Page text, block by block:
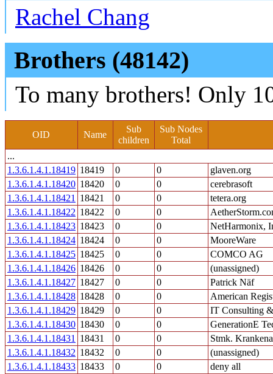
Rachel Chang
Brothers (48142)
To many brothers! Only
OID Name
Sub
children
Sub Nodes
Total
...
1.3.6.1.4.1.18419 18419 0 0
glaven.org
1.3.6.1.4.1.18420 18420 0 0
cerebrasoft
1.3.6.1.4.1.18421
18421 0 0
tetera.org
1.3.6.1.4.1.18422 18422 0 0
1.3.6.1.4.1.18423 18423 0 0
NetHarmonix,
1.3.6.1.4.1.18424 18424 0 0
MooreWare
1.3.6.1.4.1.18425 18425 0 0
COMCO AG
1.3.6.1.4.1.18426 18426 0 0
(unassigned)
1.3.6.1.4.1.18427 18427 0 0
Patrick Näf
1.3.6.1.4.1.18428 18428 0 0
American
1.3.6.1.4.1.18429 18429 0 0
IT Consulting
1.3.6.1.4.1.18430 18430 0 0
GenerationE
1.3.6.1.4.1.18431
18431 0 0
Stmk.
1.3.6.1.4.1.18432 18432 0 0
(unassigned)
1.3.6.1.4.1.18433 18433 0 0
deny all